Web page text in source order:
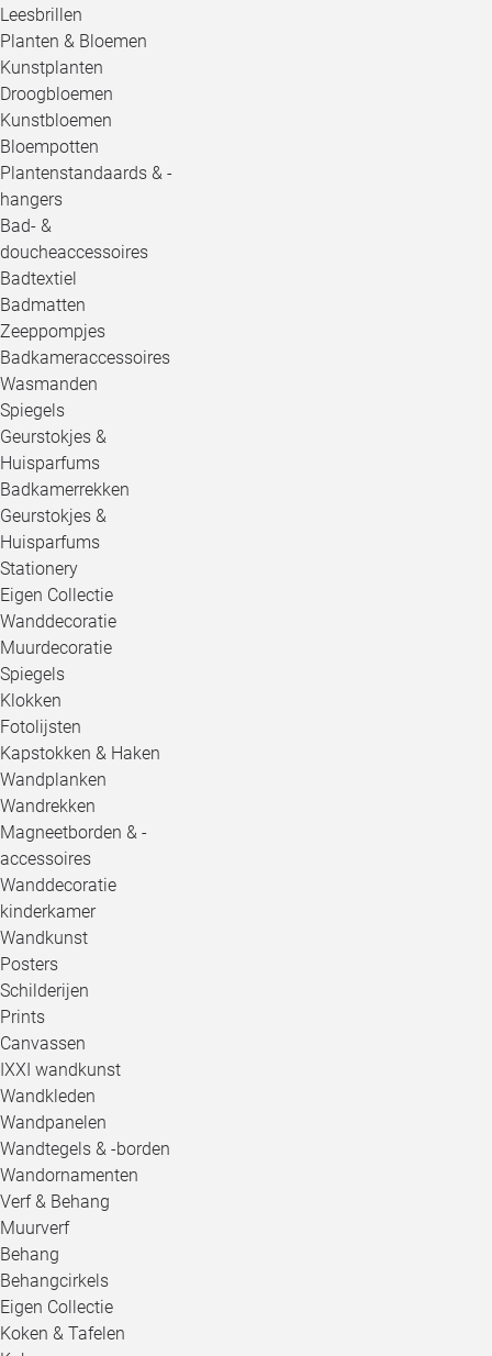
Leesbrillen
Planten & Bloemen
Kunstplanten
Droogbloemen
Kunstbloemen
Bloempotten
Plantenstandaards & -
hangers
Bad- &
doucheaccessoires
Badtextiel
Badmatten
Zeeppompjes
Badkameraccessoires
Wasmanden
Spiegels
Geurstokjes &
Huisparfums
Badkamerrekken
Geurstokjes &
Huisparfums
Stationery
Eigen Collectie
Wanddecoratie
Muurdecoratie
Spiegels
Klokken
Fotolijsten
Kapstokken & Haken
Wandplanken
Wandrekken
Magneetborden & -
accessoires
Wanddecoratie
kinderkamer
Wandkunst
Posters
Schilderijen
Prints
Canvassen
IXXI wandkunst
Wandkleden
Wandpanelen
Wandtegels & -borden
Wandornamenten
Verf & Behang
Muurverf
Behang
Behangcirkels
Eigen Collectie
Koken & Tafelen